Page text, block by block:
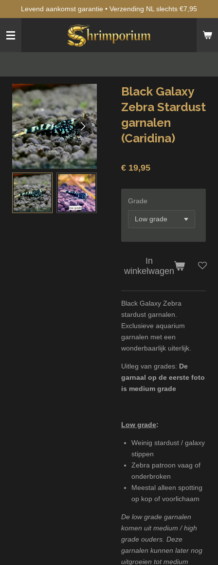
naar
hoofdinhoud
Levend aankomst garantie • Verzending NL slechts €7,95
Black Galaxy
Zebra Stardust
garnalen
(Caridina)
€ 19,95
Grade
In
winkelwagen
Black Galaxy Zebra
stardust garnalen.
Exclusieve aquarium
garnalen met een
wonderbaarlijk uiterlijk.
Uitleg van grades: De
garnaal op de eerste foto
is medium grade
Low grade:
Weinig stardust / galaxy
stippen
Zebra patroon vaag of
onderbroken
Meestal alleen spotting
op kop of voorlichaam
De low grade garnalen
komen uit medium / high
grade ouders. Deze
garnalen kunnen later nog
uitgroeien tot medium